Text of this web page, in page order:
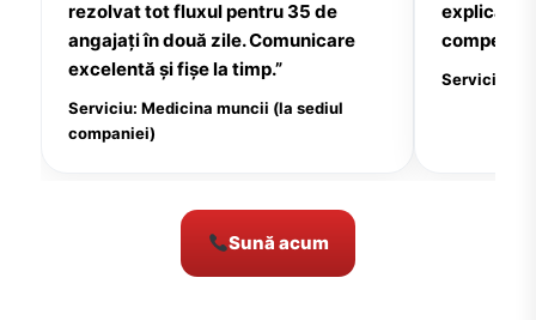
rezolvat tot fluxul pentru 35 de
angajați în două zile. Comunicare
excelentă și fișe la timp.”
Serviciu: Medicina muncii (la sediul
companiei)
explicații
Serviciu:
Sună acum